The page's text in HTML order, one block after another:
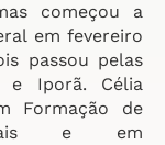
começou a
em fevereiro
passou pelas
e Iporã. Célia
Formação de
e em